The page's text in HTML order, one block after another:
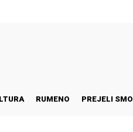
RUMENO PREJELI SMO